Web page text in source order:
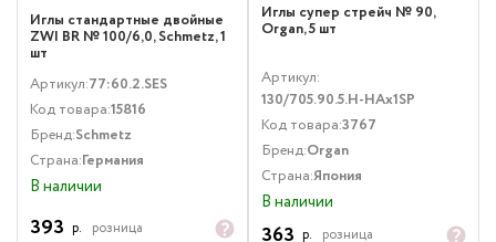
Иглы стандартные двойные
ZWI BR № 100/6,0, Schmetz, 1
шт
Артикул:77:60.2.SES
Код товара:15816
Бренд:Schmetz
Страна:Германия
В наличии
393 р. розница
Иглы супер cтрейч № 90,
Organ, 5 шт
Артикул:
130/705.90.5.H-HAx1SP
Код товара:3767
Бренд:Organ
Страна:Япония
В наличии
363 р. розница